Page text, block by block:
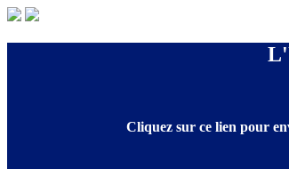
Cliquez sur ce lien pour